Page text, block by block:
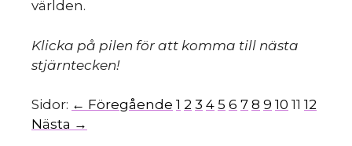
världen.
Klicka på pilen för att komma till nästa
stjärntecken!
Sidor: ← Föregående 1 2 3 4 5 6 7 8 9 10 11 12
Nästa →